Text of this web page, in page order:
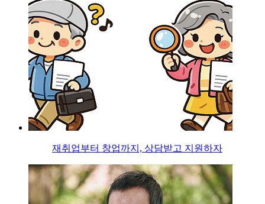
재취업부터 창업까지, 상담받고 지원하자